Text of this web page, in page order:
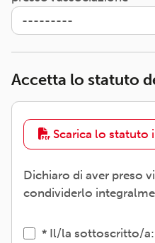
Accetta lo statuto
Scarica lo statuto
Dichiaro di aver preso
condividerlo
Il/la sottoscritto/a: